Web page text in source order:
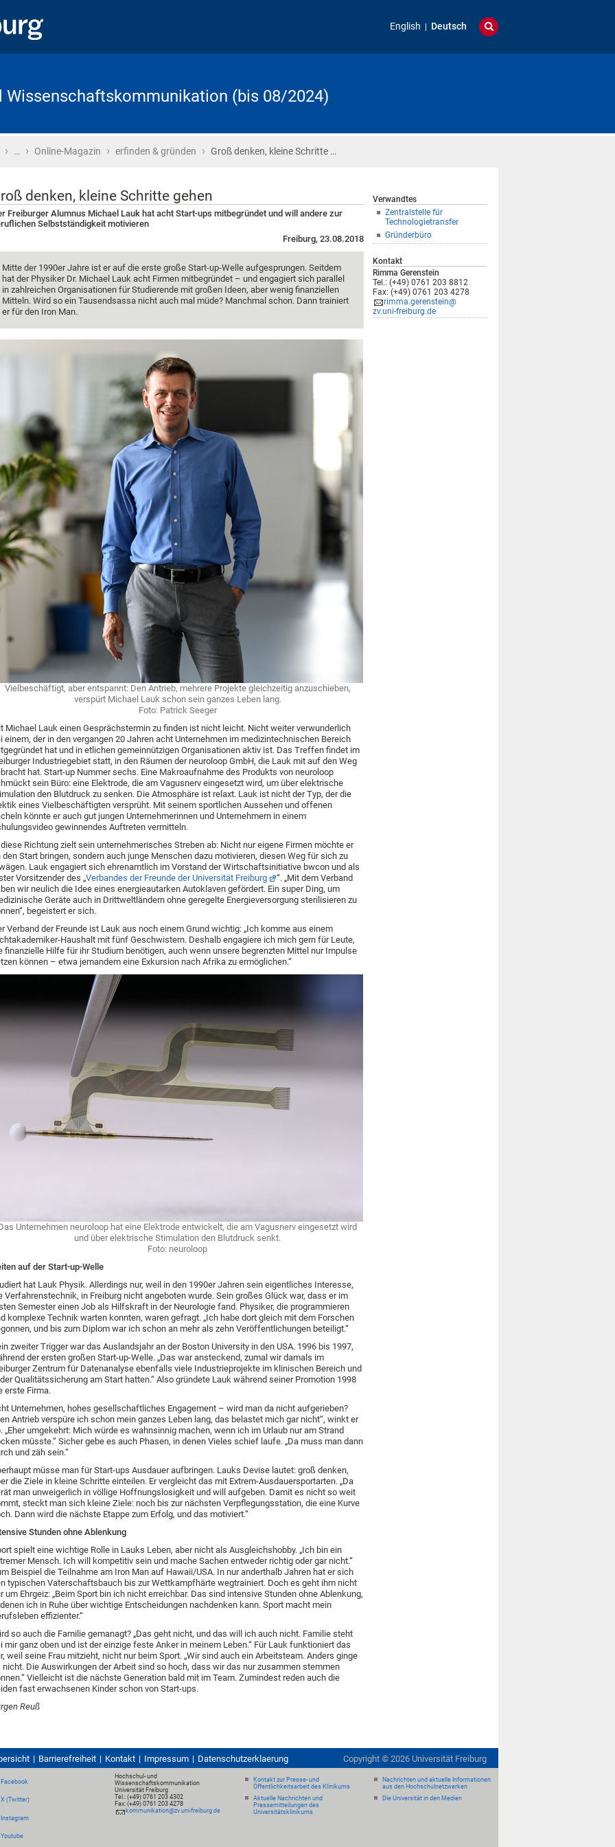
English Deutsch
Wissenschaftskommunikation (bis 08/2024)
Startseite
› … › Online-Magazin › erfinden & gründen › Groß denken, kleine Schritte …
denken, kleine Schritte gehen
Freiburger Alumnus Michael Lauk hat acht Start-ups mitbegründet und will andere zur
Selbstständigkeit motivieren
Freiburg, 23.08.2018
Mitte der 1990er Jahre ist er auf die erste große Start-up-Welle aufgesprungen. Seitdem
hat der Physiker Dr. Michael Lauk acht Firmen mitbegründet – und engagiert sich parallel
in zahlreichen Organisationen für Studierende mit großen Ideen, aber wenig finanziellen
Mitteln. Wird so ein Tausendsassa nicht auch mal müde? Manchmal schon. Dann trainiert
er für den Iron Man.
Vielbeschäftigt, aber entspannt: Den Antrieb, mehrere Projekte gleichzeitig anzuschieben,
verspürt Michael Lauk schon sein ganzes Leben lang.
Foto: Patrick Seeger
Michael Lauk einen Gesprächstermin zu finden ist nicht leicht. Nicht weiter verwunderlich
einem, der in den vergangen 20 Jahren acht Unternehmen im medizintechnischen Bereich
hat und in etlichen gemeinnützigen Organisationen aktiv ist. Das Treffen findet im
Industriegebiet statt, in den Räumen der neuroloop GmbH, die Lauk mit auf den Weg
hat. Start-up Nummer sechs. Eine Makroaufnahme des Produkts von neuroloop
sein Büro: eine Elektrode, die am Vagusnerv eingesetzt wird, um über elektrische
den Blutdruck zu senken. Die Atmosphäre ist relaxt. Lauk ist nicht der Typ, der die
eines Vielbeschäftigten versprüht. Mit seinem sportlichen Aussehen und offenen
könnte er auch gut jungen Unternehmerinnen und Unternehmern in einem
gewinnendes Auftreten vermitteln.
Richtung zielt sein unternehmerisches Streben ab: Nicht nur eigene Firmen möchte er
den Start bringen, sondern auch junge Menschen dazu motivieren, diesen Weg für sich zu
Lauk engagiert sich ehrenamtlich im Vorstand der Wirtschaftsinitiative bwcon und als
Vorsitzender des „Verbandes der Freunde der Universität Freiburg
“. „Mit dem Verband
wir neulich die Idee eines energieautarken Autoklaven gefördert. Ein super Ding, um
Geräte auch in Drittweltländern ohne geregelte Energieversorgung sterilisieren zu
begeistert er sich.
Verband der Freunde ist Lauk aus noch einem Grund wichtig: „Ich komme aus einem
Haushalt mit fünf Geschwistern. Deshalb engagiere ich mich gern für Leute,
finanzielle Hilfe für ihr Studium benötigen, auch wenn unsere begrenzten Mittel nur Impulse
können – etwa jemandem eine Exkursion nach Afrika zu ermöglichen.“
Unternehmen neuroloop hat eine Elektrode entwickelt, die am Vagusnerv eingesetzt wird
und über elektrische Stimulation den Blutdruck senkt.
Foto: neuroloop
auf der Start-up-Welle
hat Lauk Physik. Allerdings nur, weil in den 1990er Jahren sein eigentliches Interesse,
Verfahrenstechnik, in Freiburg nicht angeboten wurde. Sein großes Glück war, dass er im
Semester einen Job als Hilfskraft in der Neurologie fand. Physiker, die programmieren
komplexe Technik warten konnten, waren gefragt. „Ich habe dort gleich mit dem Forschen
und bis zum Diplom war ich schon an mehr als zehn Veröffentlichungen beteiligt.“
zweiter Trigger war das Auslandsjahr an der Boston University in den USA. 1996 bis 1997,
der ersten großen Start-up-Welle. „Das war ansteckend, zumal wir damals im
Zentrum für Datenanalyse ebenfalls viele Industrieprojekte im klinischen Bereich und
Qualitätssicherung am Start hatten.“ Also gründete Lauk während seiner Promotion 1998
erste Firma.
Unternehmen, hohes gesellschaftliches Engagement – wird man da nicht aufgerieben?
Antrieb verspüre ich schon mein ganzes Leben lang, das belastet mich gar nicht“, winkt er
„Eher umgekehrt: Mich würde es wahnsinnig machen, wenn ich im Urlaub nur am Strand
müsste.“ Sicher gebe es auch Phasen, in denen Vieles schief laufe. „Da muss man dann
und zäh sein.“
müsse man für Start-ups Ausdauer aufbringen. Lauks Devise lautet: groß denken,
die Ziele in kleine Schritte einteilen. Er vergleicht das mit Extrem-Ausdauersportarten. „Da
man unweigerlich in völlige Hoffnungslosigkeit und will aufgeben. Damit es nicht so weit
steckt man sich kleine Ziele: noch bis zur nächsten Verpflegungsstation, die eine Kurve
Dann wird die nächste Etappe zum Erfolg, und das motiviert.“
Stunden ohne Ablenkung
spielt eine wichtige Rolle in Lauks Leben, aber nicht als Ausgleichshobby. „Ich bin ein
Mensch. Ich will kompetitiv sein und mache Sachen entweder richtig oder gar nicht.“
Beispiel die Teilnahme am Iron Man auf Hawaii/USA. In nur anderthalb Jahren hat er sich
typischen Vaterschaftsbauch bis zur Wettkampfhärte wegtrainiert. Doch es geht ihm nicht
um Ehrgeiz: „Beim Sport bin ich nicht erreichbar. Das sind intensive Stunden ohne Ablenkung,
ich in Ruhe über wichtige Entscheidungen nachdenken kann. Sport macht mein
effizienter.“
so auch die Familie gemanagt? „Das geht nicht, und das will ich auch nicht. Familie steht
mir ganz oben und ist der einzige feste Anker in meinem Leben.“ Für Lauk funktioniert das
weil seine Frau mitzieht, nicht nur beim Sport. „Wir sind auch ein Arbeitsteam. Anders ginge
nicht. Die Auswirkungen der Arbeit sind so hoch, dass wir das nur zusammen stemmen
Vielleicht ist die nächste Generation bald mit im Team. Zumindest reden auch die
fast erwachsenen Kinder schon von Start-ups.
Reuß
Verwandtes
Zentralstelle für
Technologietransfer
Gründerbüro
Kontakt
Rimma Gerenstein
Tel.: (+49) 0761 203 8812
Fax: (+49) 0761 203 4278
rimma.gerenstein@
zv.uni-freiburg.de
Barrierefreiheit Kontakt Impressum Datenschutzerklaerung Copyright © 2026 Universität Freiburg
Facebook
X (Twitter)
Instagram
Youtube
Hochschul- und
Wissenschaftskommunikation
Universität Freiburg
Tel.: (+49) 0761 203 4302
Fax: (+49) 0761 203 4278
kommunikation@zv.uni-freiburg.de
Kontakt zur Presse- und
Öffentlichkeitsarbeit des Klinikums
Aktuelle Nachrichten und
Pressemitteilungen des
Universitätsklinikums
Nachrichten und aktuelle Informationen
aus den Hochschulnetzwerken
Die Universität in den Medien